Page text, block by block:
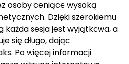
osoby ceniące wysoką
Dzięki szerokiemu
każda sesja jest wyjątkowa, a
się długo, dając
Po więcej informacji